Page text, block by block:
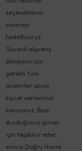
seçeneklerini
sunmayı
hedefliyoruz.
Güvenli alışveriş
deneyimi için
gerekli tüm
önlemleri alıyor,
kişisel verilerinizi
koruyoruz. Bize
duyduğunuz güven
için teşekkür eder,
evinizi Doğru Home